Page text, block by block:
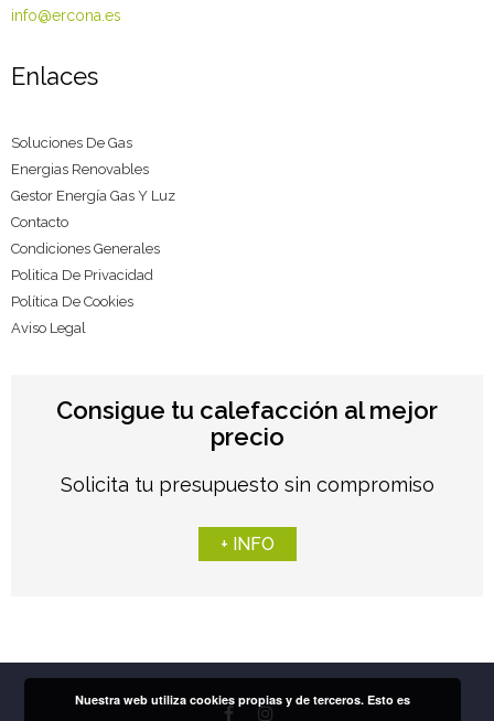
info@ercona.es
Enlaces
Soluciones De Gas
Energias Renovables
Gestor Energía Gas Y Luz
Contacto
Condiciones Generales
Politica De Privacidad
Política De Cookies
Aviso Legal
Consigue tu calefacción al mejor
precio
Solicita tu presupuesto sin compromiso
+ INFO
Nuestra web utiliza cookies propias y de terceros. Esto es